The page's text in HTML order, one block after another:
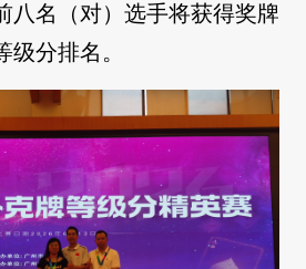
八名（对）选手将获得奖牌
分排名。